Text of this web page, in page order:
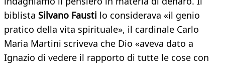
biblista Silvano Fausti lo considerava «il genio
pratico della vita spirituale», il cardinale Carlo
Maria Martini scriveva che Dio «aveva dato a
Ignazio di vedere il rapporto di tutte le cose con